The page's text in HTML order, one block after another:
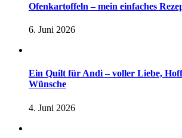
Ofenkartoffeln – mein einfaches
6. Juni 2026
Ein Quilt für Andi – voller Liebe,
Wünsche
4. Juni 2026